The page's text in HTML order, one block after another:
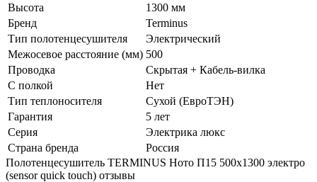
Высота
1300 мм
Бренд
Terminus
Тип полотенцесушителя
Электрический
Межосевое расстояние (мм) 500
Проводка
Скрытая + Кабель-вилка
С полкой
Нет
Тип теплоносителя
Сухой (ЕвроТЭН)
Гарантия
5 лет
Серия
Электрика люкс
Страна бренда
Россия
Полотенцесушитель TERMINUS Ното П15 500х1300 электро
(sensor quick touch) отзывы